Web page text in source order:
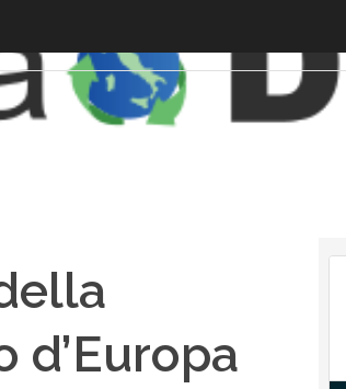
d’Europa